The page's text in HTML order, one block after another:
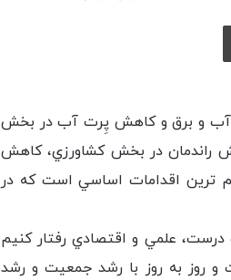
آب و برق و كاهش پِرت آب در بخش
راندمان در بخش كشاورزي، كاهش
ترين اقدامات اساسي است كه در
درست، علمي و اقتصادي رفتار كنيم
روز به روز با رشد جمعيت و رشد